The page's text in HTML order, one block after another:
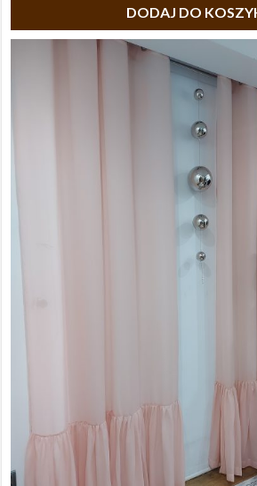
DODAJ DO